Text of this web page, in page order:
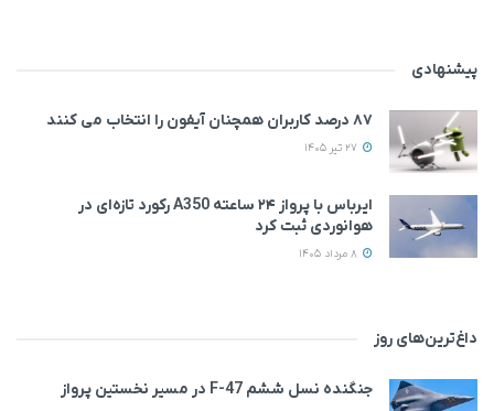
پیشنهادی
۸۷ درصد کاربران همچنان آیفون را انتخاب می‌ کنند
ایرباس با پرواز ۲۴ ساعته A350 رکورد تازه‌ای در
هوانوردی ثبت کرد
داغ‌ترین‌های روز
جنگنده نسل ششم F-47 در مسیر نخستین پرواز